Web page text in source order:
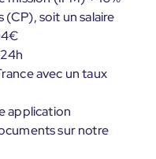
soit un salaire
avec un taux
application
sur notre